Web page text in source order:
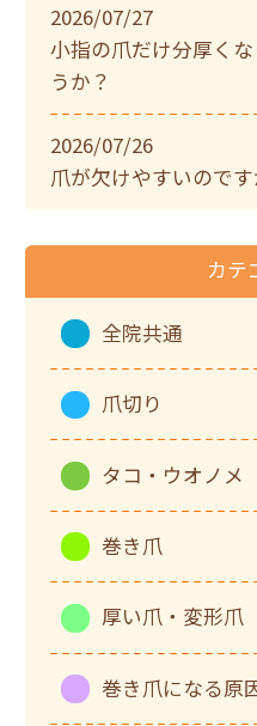
2026/07/27
小指の爪だけ分厚く
うか？
2026/07/26
爪が欠けやすいので
カテ
全院共通
爪切り
タコ・ウオノメ
巻き爪
厚い爪・変形爪
巻き爪になる原